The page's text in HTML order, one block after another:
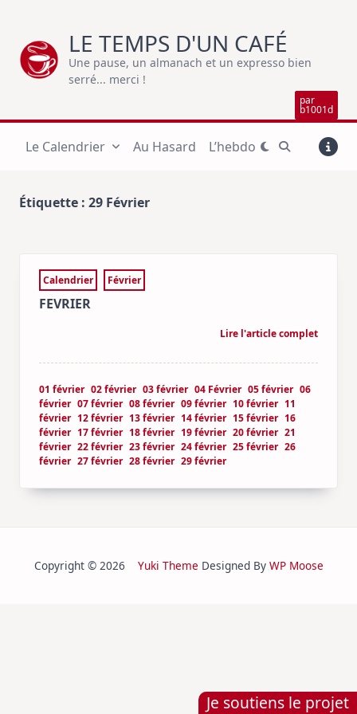
Je soutiens le projet
content
LE TEMPS D'UN CAFÉ
Une pause, un almanach et un expresso bien
serré... merci !
par
b1001d
Le Calendrier Au Hasard L’hebdo
Étiquette : 29 Février
Calendrier Février
FEVRIER
Lire l'article complet
01 février 02 février 03 février 04 Février 05 février 06
février 07 février 08 février 09 février 10 février 11
février 12 février 13 février 14 février 15 février 16
février 17 février 18 février 19 février 20 février 21
février 22 février 23 février 24 février 25 février 26
février 27 février 28 février 29 février
Copyright © 2026 Yuki Theme Designed By WP Moose